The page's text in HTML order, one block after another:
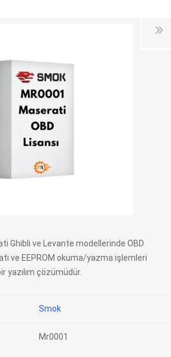
Ghibli ve Levante modellerinde OBD
ve EEPROM okuma/yazma işlemleri
yazılım çözümüdür.
Smok
Mr0001